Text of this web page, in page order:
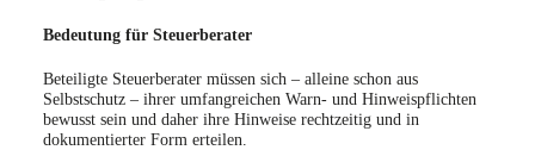
Bedeutung für Steuerberater
Beteiligte Steuerberater müssen sich – alleine schon aus
Selbstschutz – ihrer umfangreichen Warn- und Hinweispflichten
bewusst sein und daher ihre Hinweise rechtzeitig und in
dokumentierter Form erteilen.